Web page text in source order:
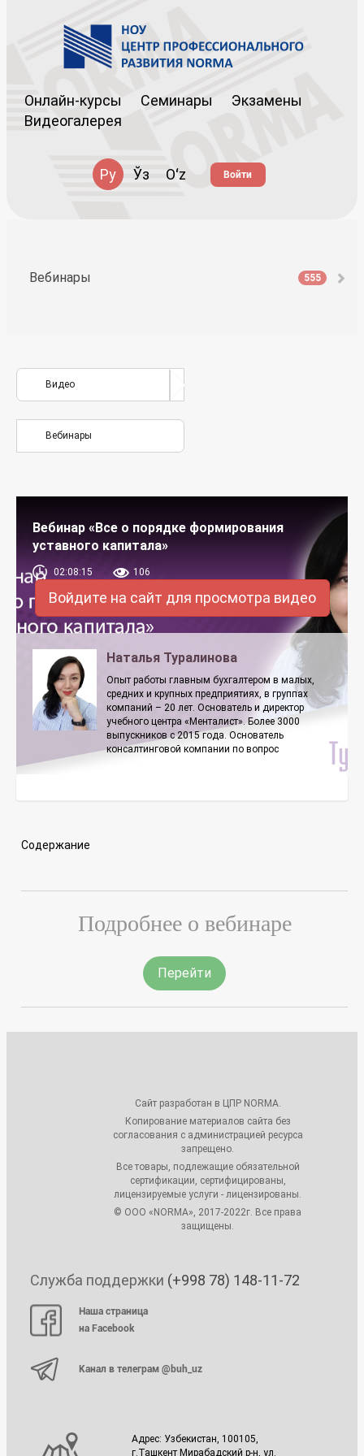
Онлайн-курсы Семинары
Экзамены
Видеогалерея
Ру Ўз Oʻz Войти
Вебинары 555
Видео
Вебинары
Вебинар «Все о порядке формирования
уставного капитала»
02:08:15 106
Войдите на сайт для просмотра видео
Наталья Туралинова
Опыт работы главным бухгалтером в малых,
средних и крупных предприятиях, в группах
компаний – 20 лет. Основатель и директор
учебного центра «Менталист». Более 3000
выпускников с 2015 года. Основатель
консалтинговой компании по вопрос
Содержание
Подробнее о вебинаре
Перейти
Сайт разработан в ЦПР NORMA.
Копирование материалов сайта без
согласования с администрацией ресурса
запрещено.
Все товары, подлежащие обязательной
сертификации, сертифицированы,
лицензируемые услуги - лицензированы.
© ООО «NORMA», 2017-2022г. Все права
защищены.
Служба поддержки (+998 78) 148-11-72
Наша страница
на Facebook
Канал в телеграм @buh_uz
Адрес: Узбекистан, 100105,
г.Ташкент Мирабадский р-н, ул.